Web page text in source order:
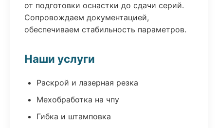
от подготовки оснастки до сдачи серий.
Сопровождаем документацией,
обеспечиваем стабильность параметров.
Наши услуги
Раскрой и лазерная резка
Мехобработка на чпу
Гибка и штамповка